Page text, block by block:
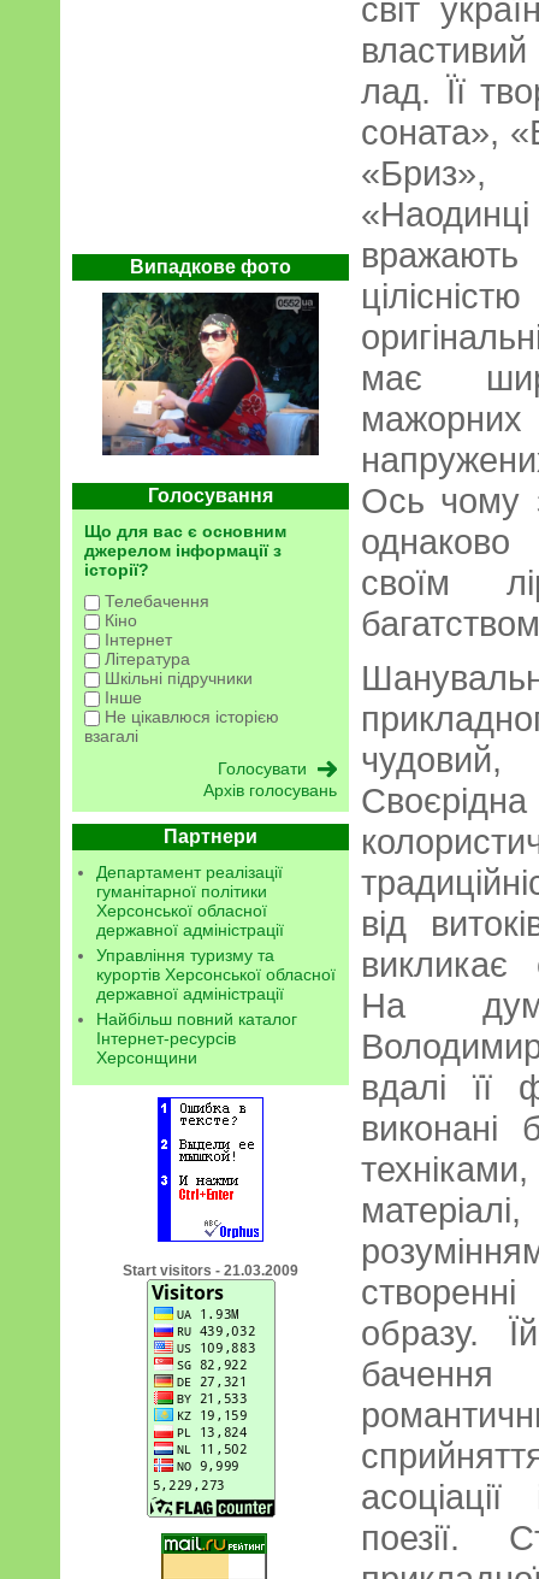
Випадкове фото
Голосування
Що для вас є основним
джерелом інформації з
історії?
Телебачення
Кіно
Інтернет
Література
Шкільні підручники
Інше
Не цікавлюся історією
взагалі
Архів голосувань
Партнери
Департамент реалізації
гуманітарної політики
Херсонської обласної
державної адміністрації
Управління туризму та
курортів Херсонської обласної
державної адміністрації
Найбільш повний каталог
Інтернет-ресурсів
Херсонщини
Start visitors - 21.03.2009
світ
лад. Її
соната»,
має
Ось чому
своїм
чудовий,
від
викликає
На
вдалі її
виконані
образу.
бачення
поезії.